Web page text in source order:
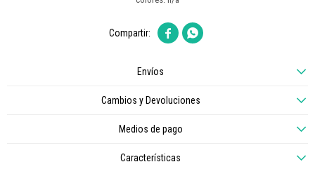
 
Envíos
Cambios y Devoluciones
Medios de pago
Características